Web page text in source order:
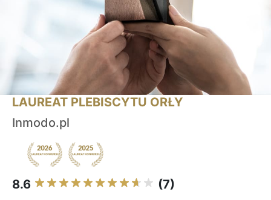
LAUREAT PLEBISCYTU ORŁY
Inmodo.pl
8.6 (7)